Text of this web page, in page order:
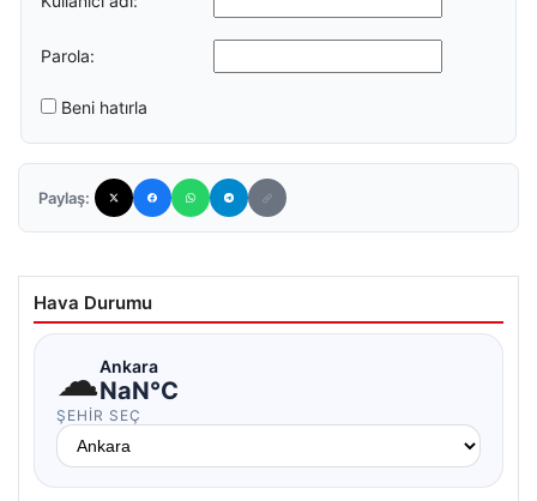
Parola:
Beni hatırla
Paylaş:
Hava Durumu
☁Ankara
NaN°C
ŞEHIR SEÇ